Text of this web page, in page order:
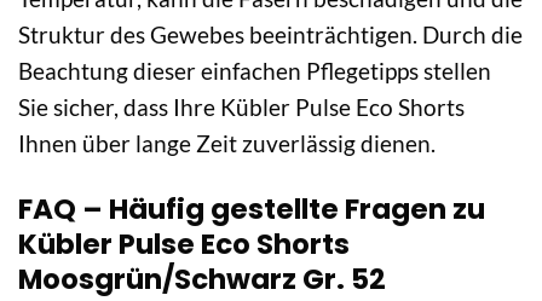
Struktur des Gewebes beeinträchtigen. Durch die
Beachtung dieser einfachen Pflegetipps stellen
Sie sicher, dass Ihre Kübler Pulse Eco Shorts
Ihnen über lange Zeit zuverlässig dienen.
FAQ – Häufig gestellte Fragen zu
Kübler Pulse Eco Shorts
Moosgrün/Schwarz Gr. 52